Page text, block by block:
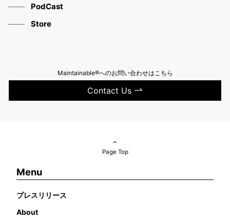
PodCast
Store
Maintainable®へのお問い合わせはこちら
Contact Us
Page Top
Menu
プレスリリース
About